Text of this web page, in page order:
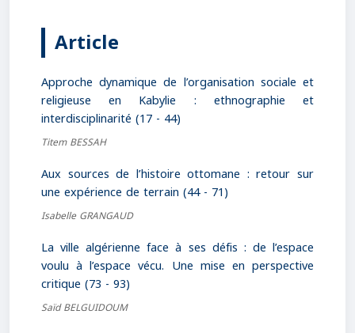
Article
Approche dynamique de l’organisation sociale et
religieuse en Kabylie : ethnographie et
interdisciplinarité (17 - 44)
Titem BESSAH
Aux sources de l’histoire ottomane : retour sur
une expérience de terrain (44 - 71)
Isabelle GRANGAUD
La ville algérienne face à ses défis : de l’espace
voulu à l’espace vécu. Une mise en perspective
critique (73 - 93)
Saïd BELGUIDOUM